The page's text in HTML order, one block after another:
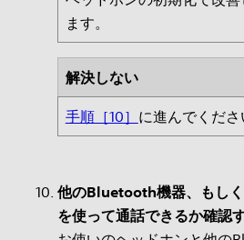
ます。
解決しない
手順［10］ に進んでくださ
他のBluetooth機器、もし
を使って通話できるか確認